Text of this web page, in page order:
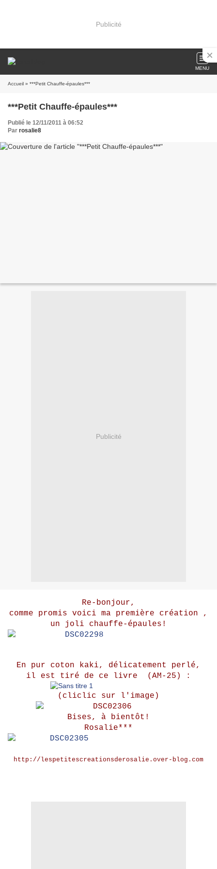
Publicité
MENU
Accueil » ***Petit Chauffe-épaules***
***Petit Chauffe-épaules***
Publié le 12/11/2011 à 06:52
Par rosalie8
Publicité
Re-bonjour,
comme promis voici ma première création ,
un joli chauffe-épaules!
En pur coton kaki, délicatement perlé,
il est tiré de ce livre (AM-25) :
(cliclic sur l'image)
Bises, à bientôt!
Rosalie***
http://lespetitescreationsderosalie.over-blog.com